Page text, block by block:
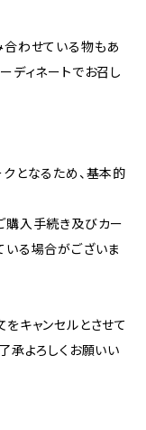
わせている物もあ
ディネートでお召し
となるため、基本的
購入手続き及びカー
いる場合がございま
キャンセルとさせて
承よろしくお願いい